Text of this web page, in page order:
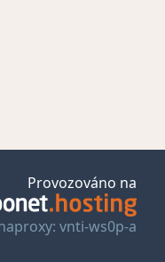
Provozováno na
vnti-ws0p-a